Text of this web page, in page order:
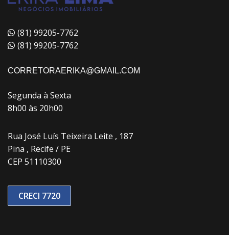
(81) 99205-7762
(81) 99205-7762
CORRETORAERIKA@GMAIL.COM
Segunda à Sexta
8h00 às 20h00
Rua José Luís Teixeira Leite , 187
Pina , Recife / PE
CEP 51110300
CRECI 7720